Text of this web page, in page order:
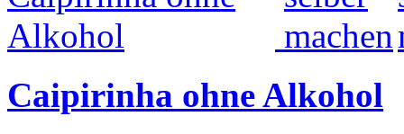
Caipirinha ohne Alkohol